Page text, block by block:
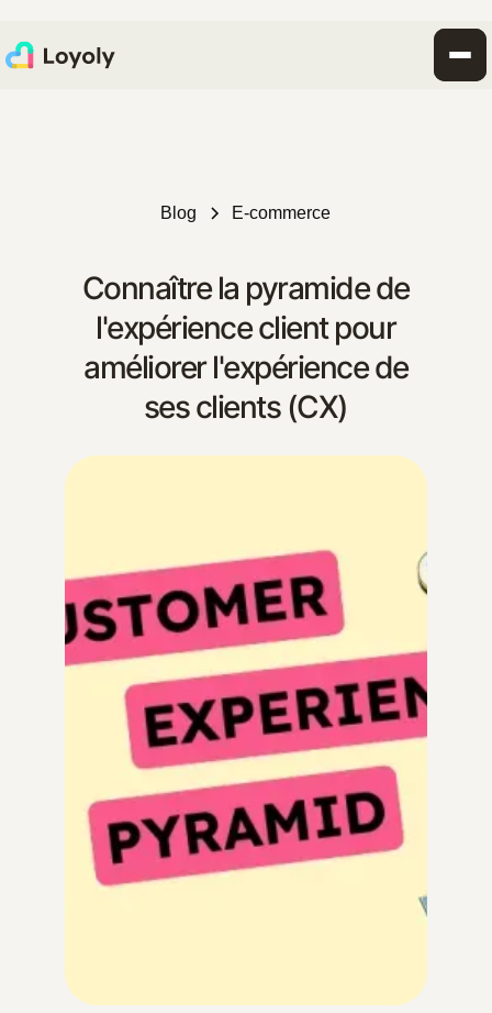
Blog E-commerce
Connaître la pyramide de
l'expérience client pour
améliorer l'expérience de
ses clients (CX)